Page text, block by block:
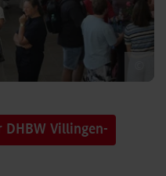
DHBW Villingen-